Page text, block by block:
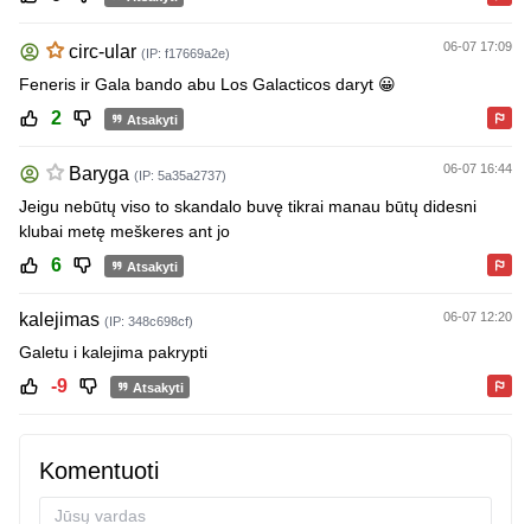
circ-ular (IP: f17669a2e) 06-07 17:09
Feneris ir Gala bando abu Los Galacticos daryt 😀
2 Atsakyti
Baryga (IP: 5a35a2737) 06-07 16:44
Jeigu nebūtų viso to skandalo buvę tikrai manau būtų didesni
klubai metę meškeres ant jo
6 Atsakyti
kalejimas (IP: 348c698cf) 06-07 12:20
Galetu i kalejima pakrypti
-9 Atsakyti
Komentuoti